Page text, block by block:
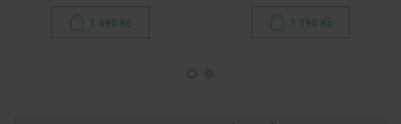
1 490 Kč 1 290 Kč